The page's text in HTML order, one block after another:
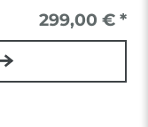
299,00 € *